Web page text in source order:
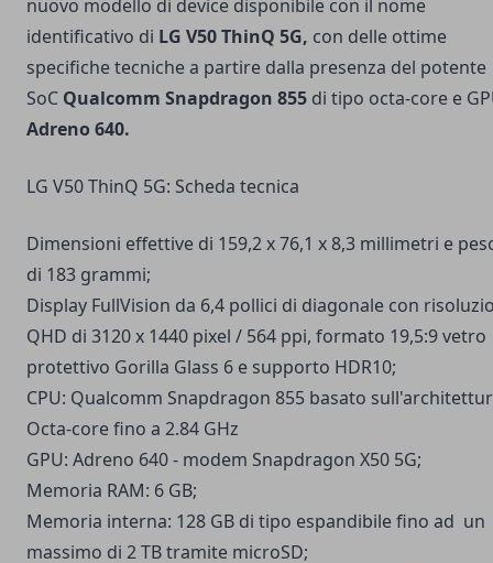
nuovo modello di device disponibile con il nome
identificativo di LG V50 ThinQ 5G, con delle ottime
specifiche tecniche a partire dalla presenza del potente
SoC Qualcomm Snapdragon 855 di tipo octa-core e
Adreno 640.
LG V50 ThinQ 5G: Scheda tecnica
Dimensioni effettive di 159,2 x 76,1 x 8,3 millimetri e
di 183 grammi;
Display FullVision da 6,4 pollici di diagonale con
QHD di 3120 x 1440 pixel / 564 ppi, formato 19,5:9 vetro
protettivo Gorilla Glass 6 e supporto HDR10;
CPU: Qualcomm Snapdragon 855 basato
Octa-core fino a 2.84 GHz
GPU: Adreno 640 - modem Snapdragon X50 5G;
Memoria RAM: 6 GB;
Memoria interna: 128 GB di tipo espandibile fino ad un
massimo di 2 TB tramite microSD;